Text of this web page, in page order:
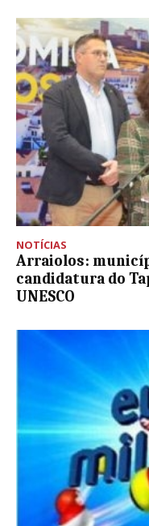
NOTÍCIAS
Arraiolos:
candidatura do
UNESCO